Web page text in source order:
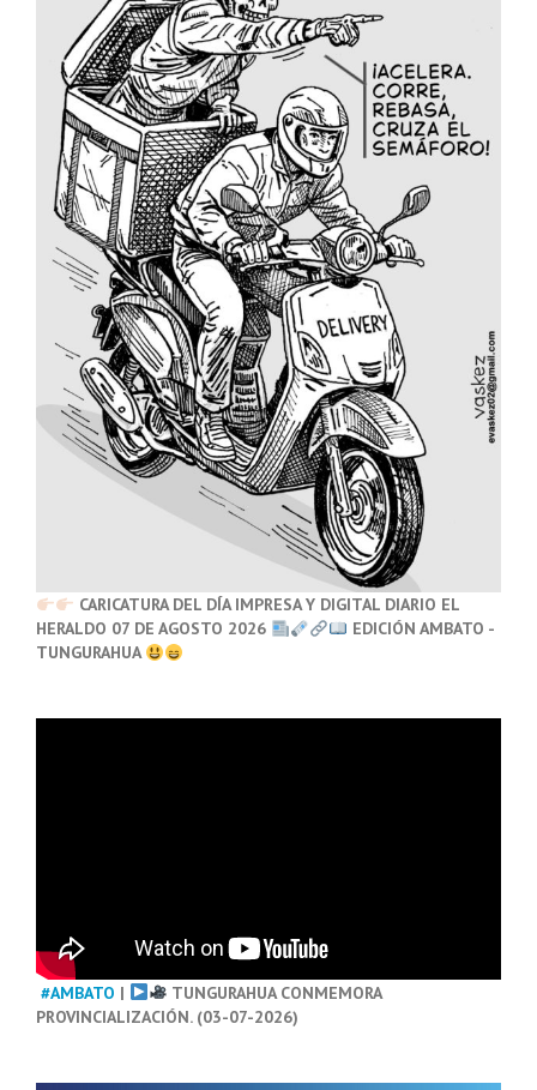
CARICATURA DEL DÍA IMPRESA Y DIGITAL DIARIO EL
HERALDO 07 DE AGOSTO 2026
EDICIÓN AMBATO -
TUNGURAHUA
#AMBATO |
TUNGURAHUA CONMEMORA
PROVINCIALIZACIÓN. (03-07-2026)